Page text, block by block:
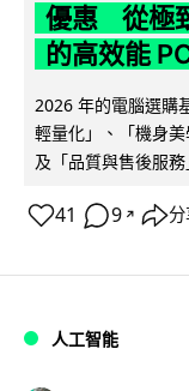
優惠 從極
的高效能
2026 年的電腦選購
輕量化」、「機身
及「品質與售後服
41 9 ↗
人工智能